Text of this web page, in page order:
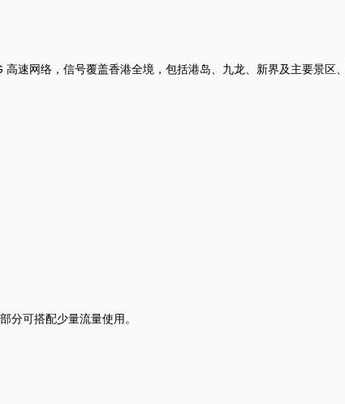
速网络，信号覆盖香港全境，包括港岛、九龙、新界及主要景区
分可搭配少量流量使用。